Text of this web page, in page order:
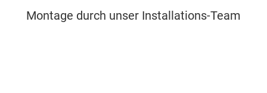
Montage durch unser Installations-Team